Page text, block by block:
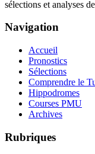
sélections et analyses
Navigation
Accueil
Pronostics
Sélections
Comprendre le
Hippodromes
Courses PMU
Archives
Rubriques